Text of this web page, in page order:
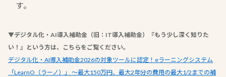
す。
▼デジタル化・AI導入補助金（旧：IT導入補助金）『もう少し深く知りた
い！』という方は、こちらをご覧ください。
デジタル化・AI導入補助金2026の対象ツールに認定！eラーニングシステム
「LearnO（ラーノ）」 ～最大150万円、最大2年分の費用の最大1/2までの補